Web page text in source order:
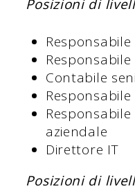
Posizioni di
Contabile
aziendale
Direttore IT
Posizioni di